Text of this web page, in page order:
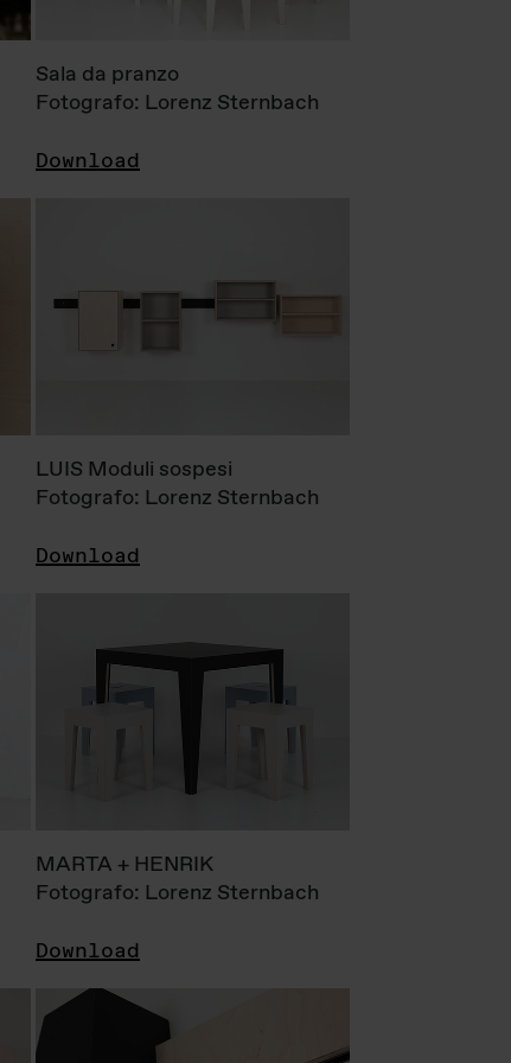
Sala da pranzo
Fotografo: Lorenz Sternbach
Download
LUIS Moduli sospesi
Fotografo: Lorenz Sternbach
Download
MARTA + HENRIK
Fotografo: Lorenz Sternbach
Download